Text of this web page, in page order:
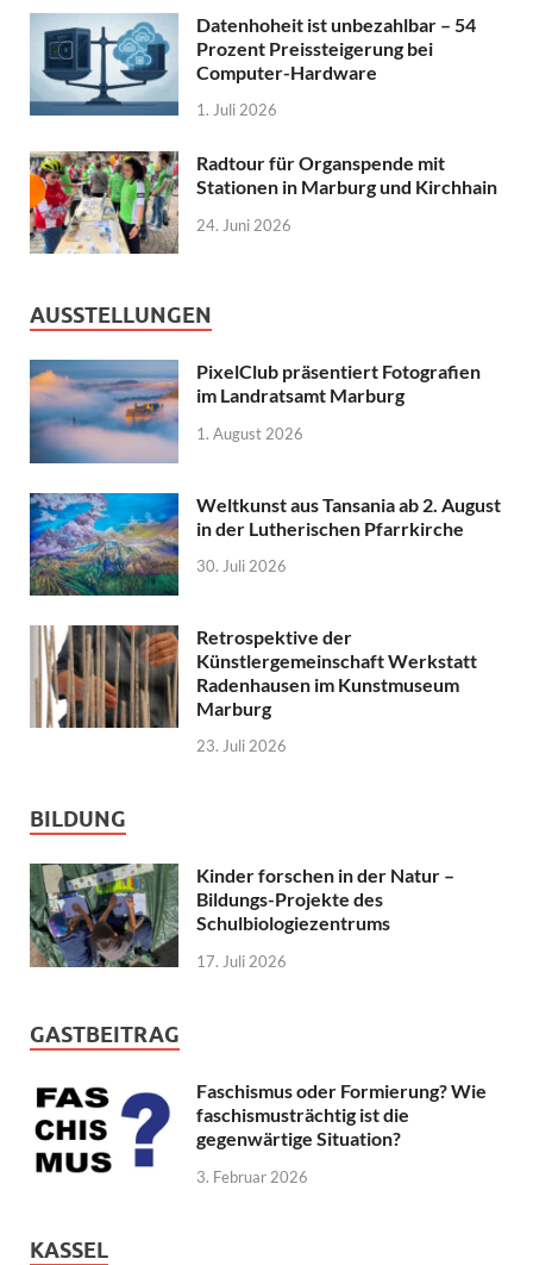
Datenhoheit ist unbezahlbar – 54
Prozent Preissteigerung bei
Computer-Hardware
1. Juli 2026
Radtour für Organspende mit
Stationen in Marburg und Kirchhain
24. Juni 2026
AUSSTELLUNGEN
PixelClub präsentiert Fotografien
im Landratsamt Marburg
1. August 2026
Weltkunst aus Tansania ab 2. August
in der Lutherischen Pfarrkirche
30. Juli 2026
Retrospektive der
Künstlergemeinschaft Werkstatt
Radenhausen im Kunstmuseum
Marburg
23. Juli 2026
BILDUNG
Kinder forschen in der Natur –
Bildungs-Projekte des
Schulbiologiezentrums
17. Juli 2026
GASTBEITRAG
Faschismus oder Formierung? Wie
faschismusträchtig ist die
gegenwärtige Situation?
3. Februar 2026
KASSEL